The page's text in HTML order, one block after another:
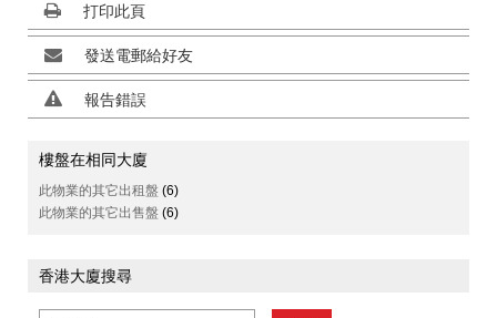
打印此頁
發送電郵給好友
報告錯誤
樓盤在相同大廈
此物業的其它出租盤 (6)
此物業的其它出售盤 (6)
香港大廈搜尋